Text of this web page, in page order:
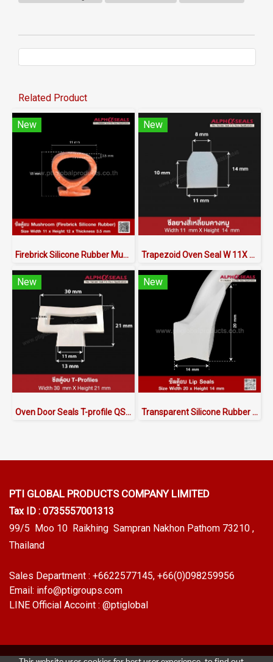
Related Product
New
Firebrick Silicone Rubber Mushroom W.11 X H.12 X T.3.5 mm
New
Trapezoid Oven Seal W 11X H 14 mm
New
Oven Door Seals T-profile QS302103WT
New
Transparent Silicone Rubber Lip Seals 20x14mm
PTI GLOBAL PRODUCTS COMPANY LIMITED
Tax ID : 0735557001313
99/5 Moo 10 Raikhing Sampran Nakhon Pathom 73210 ,
Thailand
Sales Department : +6622577145, +66(0)098259956
Email: info@ptigroups.com
LINE Official Accoint : @ptiglobal